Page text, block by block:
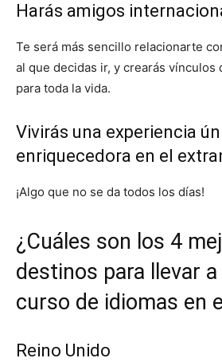
Harás amigos
Te será más sencillo relacionarte
al que decidas ir, y crearás vínculos
para toda la vida.
Vivirás una experiencia
enriquecedora en el
¡Algo que no se da todos los días!
¿Cuáles son los 4
destinos para llevar
curso de idiomas en
Reino Unido